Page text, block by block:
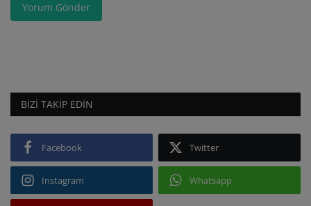
Yorum Gönder
BIZI TAKIP EDIN
Facebook Twitter
Instagram Whatsapp